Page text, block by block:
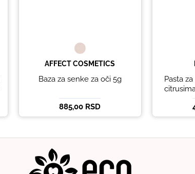
AFFECT COSMETICS
Baza za senke za oči 5g
885,00 RSD
Pasta